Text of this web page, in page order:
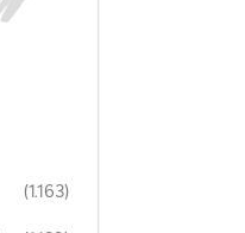
(1.163)